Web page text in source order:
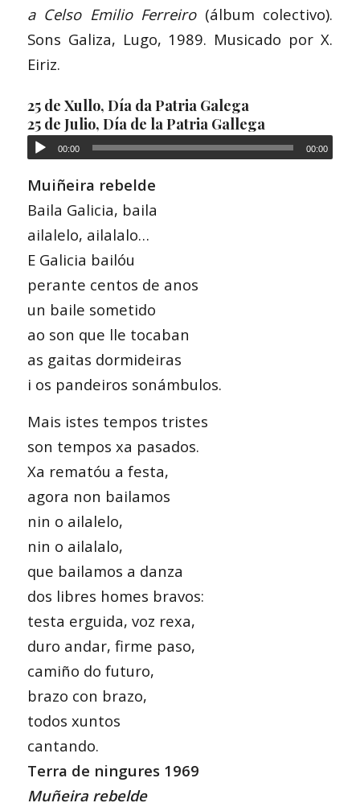
a Celso Emilio Ferreiro(álbum colectivo).
Sons Galiza, Lugo, 1989. Musicado por X.
Eiriz.
25 de Xullo, Día da Patria Galega
25 de Julio, Día de la Patria Gallega
00:00 00:00
Muiñeira rebelde
Baila Galicia, baila
ailalelo, ailalalo…
E Galicia bailóu
perante centos de anos
un baile sometido
ao son que lle tocaban
as gaitas dormideiras
i os pandeiros sonámbulos.
Mais istes tempos tristes
son tempos xa pasados.
Xa rematóu a festa,
agora non bailamos
nin o ailalelo,
nin o ailalalo,
que bailamos a danza
dos libres homes bravos:
testa erguida, voz rexa,
duro andar, firme paso,
camiño do futuro,
brazo con brazo,
todos xuntos
cantando.
Terra de ningures 1969
Muñeira rebelde